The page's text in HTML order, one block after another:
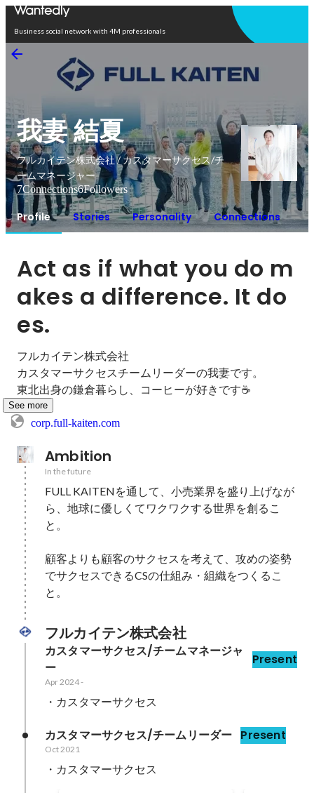
Business social network with 4M professionals
我妻 結夏
フルカイテン株式会社 / カスタマーサクセス/チ
ームマネージャー
7Connections6Followers
Profile Stories Personality Connections
Act as if what you do m
akes a difference. It do
es.
フルカイテン株式会社
カスタマーサクセスチームリーダーの我妻です。
東北出身の鎌倉暮らし、コーヒーが好きです☕️
See more
corp.full-kaiten.com
Ambition
In the future
FULL KAITENを通して、小売業界を盛り上げなが
ら、地球に優しくてワクワクする世界を創るこ
と。
顧客よりも顧客のサクセスを考えて、攻めの姿勢
でサクセスできるCSの仕組み・組織をつくるこ
と。
フルカイテン株式会社
カスタマーサクセス/チームマネージャ
ー
Present
Apr 2024-
・カスタマーサクセス
カスタマーサクセス/チームリーダー Present
Oct 2021
・カスタマーサクセス